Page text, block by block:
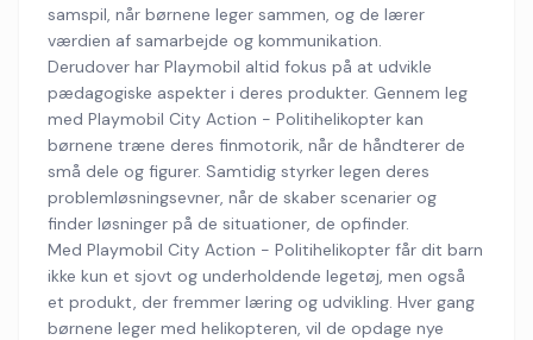
samspil, når børnene leger sammen, og de lærer
værdien af samarbejde og kommunikation.
Derudover har Playmobil altid fokus på at udvikle
pædagogiske aspekter i deres produkter. Gennem leg
med Playmobil City Action - Politihelikopter kan
børnene træne deres finmotorik, når de håndterer de
små dele og figurer. Samtidig styrker legen deres
problemløsningsevner, når de skaber scenarier og
finder løsninger på de situationer, de opfinder.
Med Playmobil City Action - Politihelikopter får dit barn
ikke kun et sjovt og underholdende legetøj, men også
et produkt, der fremmer læring og udvikling. Hver gang
børnene leger med helikopteren, vil de opdage nye